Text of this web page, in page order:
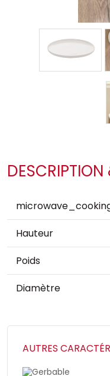
Hauteur
Poids
Diamètre
AUTRES
Gerbable